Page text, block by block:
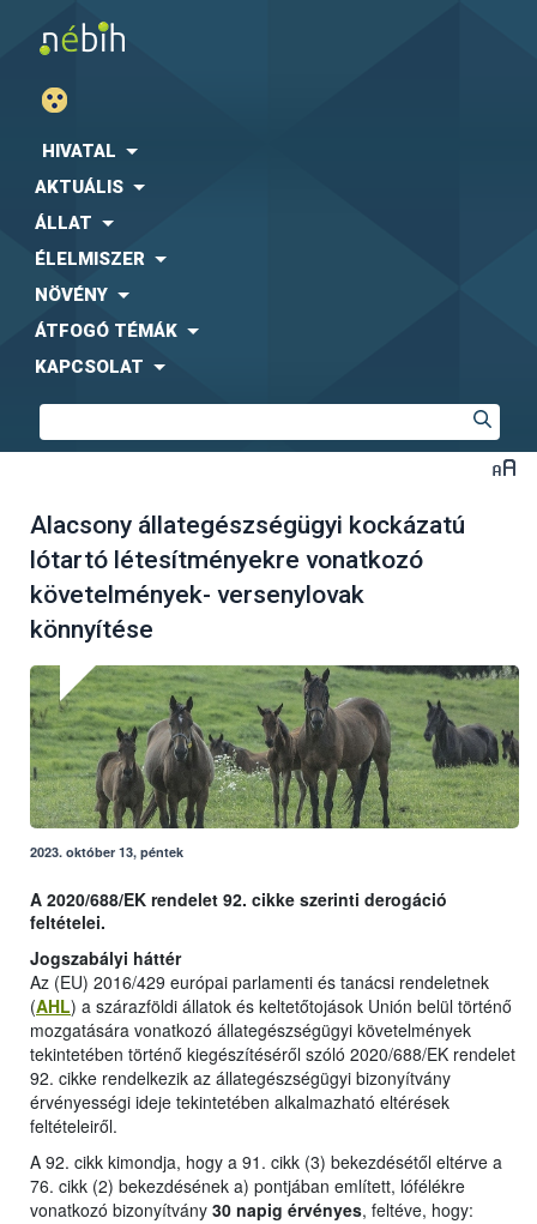
HIVATAL
AKTUÁLIS
ÁLLAT
ÉLELMISZER
NÖVÉNY
ÁTFOGÓ TÉMÁK
KAPCSOLAT
Alacsony állategészségügyi kockázatú
lótartó létesítményekre vonatkozó
követelmények- versenylovak
könnyítése
2023. október 13, péntek
A 2020/688/EK rendelet 92. cikke szerinti derogáció
feltételei.
Jogszabályi háttér
Az (EU) 2016/429 európai parlamenti és tanácsi rendeletnek
(AHL) a szárazföldi állatok és keltetőtojások Unión belül történő
mozgatására vonatkozó állategészségügyi követelmények
tekintetében történő kiegészítéséről szóló 2020/688/EK rendelet
92. cikke rendelkezik az állategészségügyi bizonyítvány
érvényességi ideje tekintetében alkalmazható eltérések
feltételeiről.
A 92. cikk kimondja, hogy a 91. cikk (3) bekezdésétől eltérve a
76. cikk (2) bekezdésének a) pontjában említett, lófélékre
vonatkozó bizonyítvány 30 napig érvényes, feltéve, hogy: